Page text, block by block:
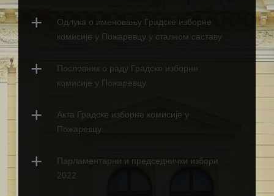
Одлука о именовању Градске изборне
комисије у Пожаревцу у сталном саставу
Пословник о раду Градске изборне
комисије у Пожаревцу
Акта Градске изборне комисије у
Пожаревцу
Парламентарни и председнички избори
2022